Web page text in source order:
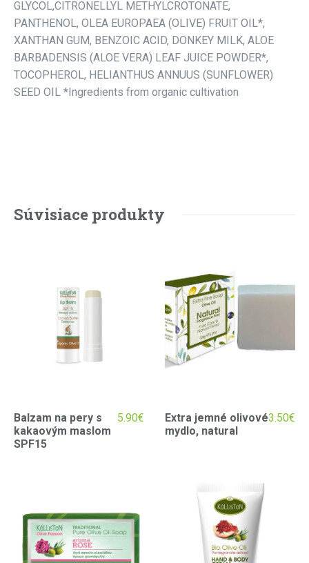
GLYCOL,CITRONELLYL METHYLCROTONATE,
PANTHENOL, OLEA EUROPAEA (OLIVE) FRUIT OIL*,
XANTHAN GUM, BENZOIC ACID, DONKEY MILK, ALOE
BARBADENSIS (ALOE VERA) LEAF JUICE POWDER*,
TOCOPHEROL, HELIANTHUS ANNUUS (SUNFLOWER)
SEED OIL *Ingredients from organic cultivation
Súvisiace produkty
Balzam na pery s
kakaovým maslom
SPF15
5.90€
Extra jemné olivové
mydlo, natural
3.50€